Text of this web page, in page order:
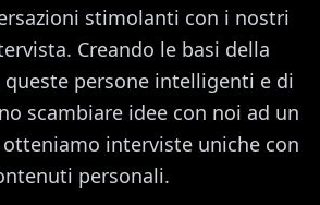
stimolanti con i nostri
Creando le basi della
persone intelligenti e di
scambiare idee con noi ad un
interviste uniche con
personali.